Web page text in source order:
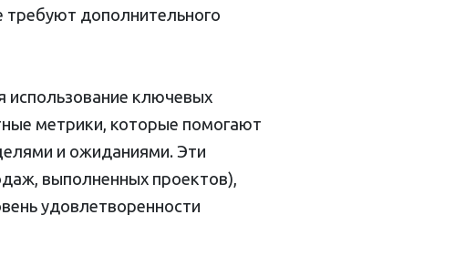
требуют дополнительного
использование ключевых
метрики, которые помогают
и ожиданиями. Эти
выполненных проектов),
удовлетворенности